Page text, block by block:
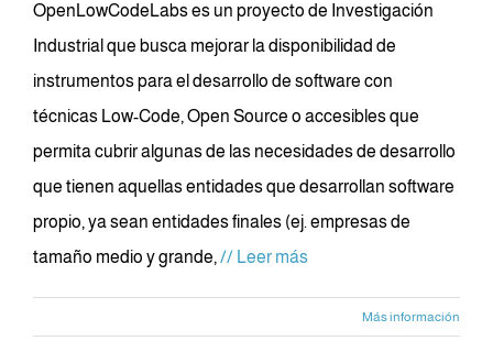
OpenLowCodeLabs es un proyecto de Investigación
Industrial que busca mejorar la disponibilidad de
instrumentos para el desarrollo de software con
técnicas Low-Code, Open Source o accesibles que
permita cubrir algunas de las necesidades de desarrollo
que tienen aquellas entidades que desarrollan software
propio, ya sean entidades finales (ej. empresas de
tamaño medio y grande, // Leer más
Más información